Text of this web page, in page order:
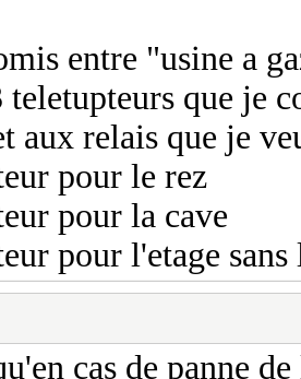
entre "usine a
que je
aux relais que je
pour le rez
pour la cave
pour l'etage sans
cas de panne